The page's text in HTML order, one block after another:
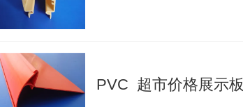
PVC 超市价格展示板